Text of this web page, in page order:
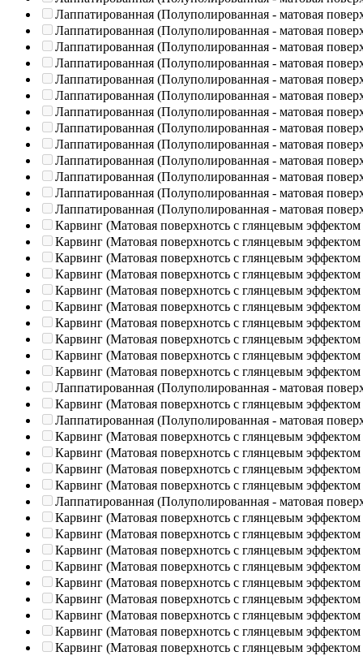
Лаппатированная (Полуполированная - матовая
Лаппатированная (Полуполированная - матовая
Лаппатированная (Полуполированная - матовая
Лаппатированная (Полуполированная - матовая
Лаппатированная (Полуполированная - матовая
Лаппатированная (Полуполированная - матовая
Лаппатированная (Полуполированная - матовая
Лаппатированная (Полуполированная - матовая
Лаппатированная (Полуполированная - матовая
Лаппатированная (Полуполированная - матовая
Лаппатированная (Полуполированная - матовая
Лаппатированная (Полуполированная - матовая
Лаппатированная (Полуполированная - матовая
Карвинг (Матовая поверхнотсь с глянцевым эффектом
Карвинг (Матовая поверхнотсь с глянцевым эффектом
Карвинг (Матовая поверхнотсь с глянцевым эффектом
Карвинг (Матовая поверхнотсь с глянцевым эффектом
Карвинг (Матовая поверхнотсь с глянцевым эффектом
Карвинг (Матовая поверхнотсь с глянцевым эффектом
Карвинг (Матовая поверхнотсь с глянцевым эффектом
Карвинг (Матовая поверхнотсь с глянцевым эффектом
Карвинг (Матовая поверхнотсь с глянцевым эффектом
Карвинг (Матовая поверхнотсь с глянцевым эффектом
Лаппатированная (Полуполированная - матовая
Карвинг (Матовая поверхнотсь с глянцевым эффектом
Лаппатированная (Полуполированная - матовая
Карвинг (Матовая поверхнотсь с глянцевым эффектом
Карвинг (Матовая поверхнотсь с глянцевым эффектом
Карвинг (Матовая поверхнотсь с глянцевым эффектом
Карвинг (Матовая поверхнотсь с глянцевым эффектом
Лаппатированная (Полуполированная - матовая
Карвинг (Матовая поверхнотсь с глянцевым эффектом
Карвинг (Матовая поверхнотсь с глянцевым эффектом
Карвинг (Матовая поверхнотсь с глянцевым эффектом
Карвинг (Матовая поверхнотсь с глянцевым эффектом
Карвинг (Матовая поверхнотсь с глянцевым эффектом
Карвинг (Матовая поверхнотсь с глянцевым эффектом
Карвинг (Матовая поверхнотсь с глянцевым эффектом
Карвинг (Матовая поверхнотсь с глянцевым эффектом
Карвинг (Матовая поверхнотсь с глянцевым эффектом